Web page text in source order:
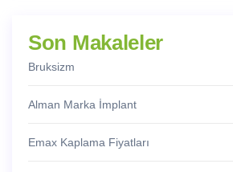
Son Makaleler
Bruksizm
Alman Marka İmplant
Emax Kaplama Fiyatları